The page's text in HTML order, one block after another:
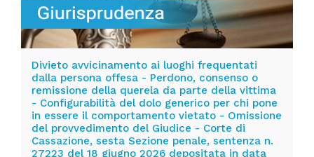
Divieto avvicinamento ai luoghi frequentati
dalla persona offesa - Perdono, consenso o
remissione della querela da parte della vittima
- Configurabilità del dolo generico per chi pone
in essere il comportamento vietato - Omissione
del provvedimento del Giudice - Corte di
Cassazione, sesta Sezione penale, sentenza n.
27223 del 18 giugno 2026 depositata in data